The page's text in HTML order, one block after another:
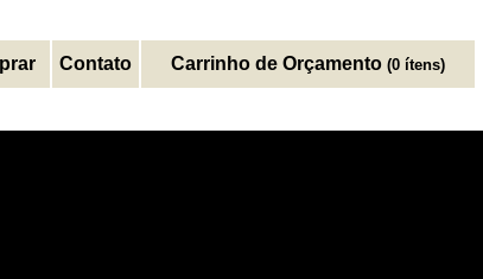
Contato Carrinho de Orçamento (0 ítens)